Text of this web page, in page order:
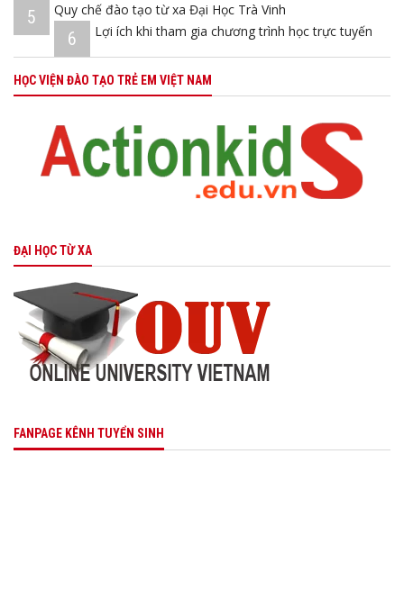
5 Quy chế đào tạo từ xa Đại Học Trà Vinh
6 Lợi ích khi tham gia chương trình học trực tuyến
HỌC VIỆN ĐÀO TẠO TRẺ EM VIỆT NAM
ĐẠI HỌC TỪ XA
FANPAGE KÊNH TUYỂN SINH